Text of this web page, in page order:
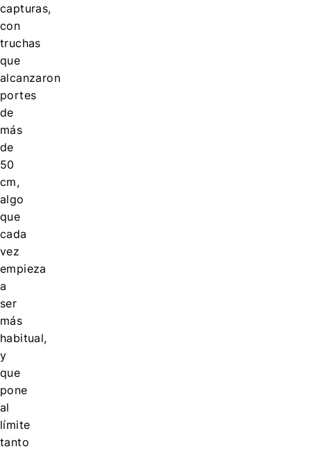
capturas,
con
truchas
que
alcanzaron
portes
de
más
de
50
cm,
algo
que
cada
vez
empieza
a
ser
más
habitual,
y
que
pone
al
límite
tanto